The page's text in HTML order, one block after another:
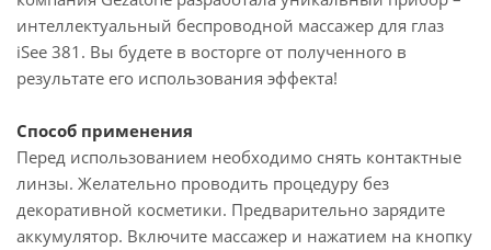
интеллектуальный беспроводной массажер для глаз
iSee 381. Вы будете в восторге от полученного в
результате его использования эффекта!
Способ применения
Перед использованием необходимо снять контактные
линзы. Желательно проводить процедуру без
декоративной косметики. Предварительно зарядите
аккумулятор. Включите массажер и нажатием на кнопку